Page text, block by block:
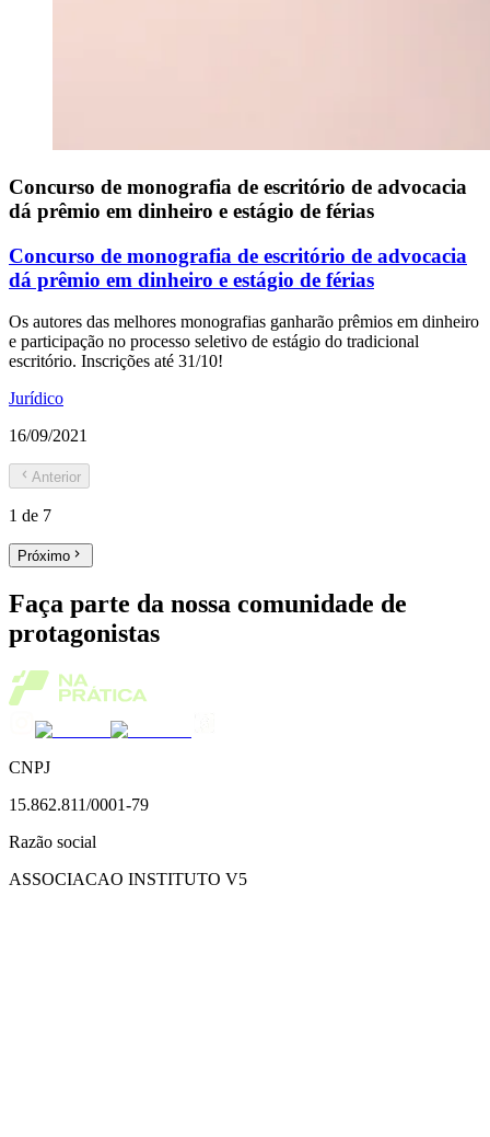
Concurso de monografia de escritório de advocacia
dá prêmio em dinheiro e estágio de férias
Concurso de monografia de escritório de advocacia
dá prêmio em dinheiro e estágio de férias
Os autores das melhores monografias ganharão prêmios em dinheiro
e participação no processo seletivo de estágio do tradicional
escritório. Inscrições até 31/10!
Jurídico
16/09/2021
Anterior
1 de 7
Próximo
Faça parte da nossa comunidade de
protagonistas
CNPJ
15.862.811/0001-79
Razão social
ASSOCIACAO INSTITUTO V5